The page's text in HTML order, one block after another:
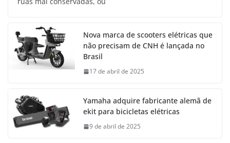
Nova marca de scooters elétricas que
não precisam de CNH é lançada no
Brasil
17 de abril de 2025
Yamaha adquire fabricante alemã de
ekit para bicicletas elétricas
9 de abril de 2025